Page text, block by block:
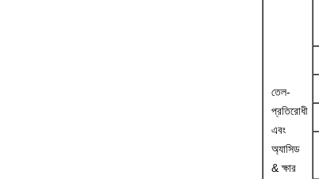
তেল-
প্রতিরোধী
এবং
অ্যাসিড
& ক্ষার